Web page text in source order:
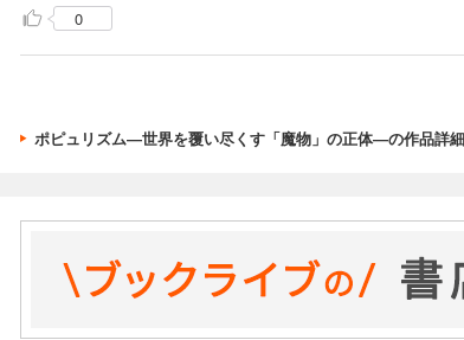
と危機感を持たせてくれる一冊。
・弱者が自分の評価を下げずに強者へダメージを与える
・選挙による貴族政を支持したルソーは民主主義批判
・間接民主主義は国会議員であるエリートとその他の
構造だ。
・民主主義のエリートvs人民という構造からポピュリ
になる。なぜならポピュリズムはもっと人民の声を拾
0
ポピュリズム―世界を覆い尽くす「魔物」の正体―の作品詳